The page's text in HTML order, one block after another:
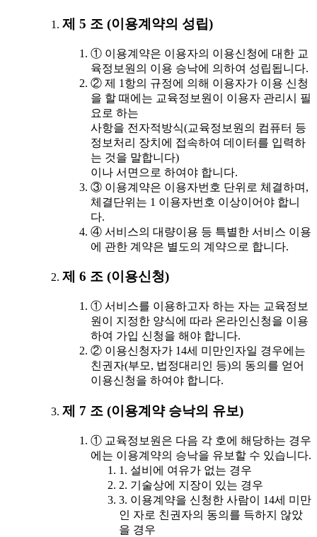
제 5 조 (이용계약의 성립)
① 이용계약은 이용자의 이용신청에 대한 교
육정보원의 이용 승낙에 의하여 성립됩니다.
② 제 1항의 규정에 의해 이용자가 이용 신청
을 할 때에는 교육정보원이 이용자 관리시 필
요로 하는
사항을 전자적방식(교육정보원의 컴퓨터 등
정보처리 장치에 접속하여 데이터를 입력하
는 것을 말합니다)
이나 서면으로 하여야 합니다.
③ 이용계약은 이용자번호 단위로 체결하며,
체결단위는 1 이용자번호 이상이어야 합니
다.
④ 서비스의 대량이용 등 특별한 서비스 이용
에 관한 계약은 별도의 계약으로 합니다.
제 6 조 (이용신청)
① 서비스를 이용하고자 하는 자는 교육정보
원이 지정한 양식에 따라 온라인신청을 이용
하여 가입 신청을 해야 합니다.
② 이용신청자가 14세 미만인자일 경우에는
친권자(부모, 법정대리인 등)의 동의를 얻어
이용신청을 하여야 합니다.
제 7 조 (이용계약 승낙의 유보)
① 교육정보원은 다음 각 호에 해당하는 경우
에는 이용계약의 승낙을 유보할 수 있습니다.
1. 설비에 여유가 없는 경우
2. 기술상에 지장이 있는 경우
3. 이용계약을 신청한 사람이 14세 미만
인 자로 친권자의 동의를 득하지 않았
을 경우